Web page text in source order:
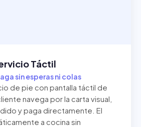
Táctil
sin esperas ni colas
de pie con pantalla táctil de
navega por la carta visual,
y paga directamente. El
a cocina sin